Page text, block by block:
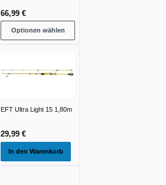
66,99 €
Optionen wählen
EFT Ultra Light 15 1,80m
29,99 €
In den Warenkorb